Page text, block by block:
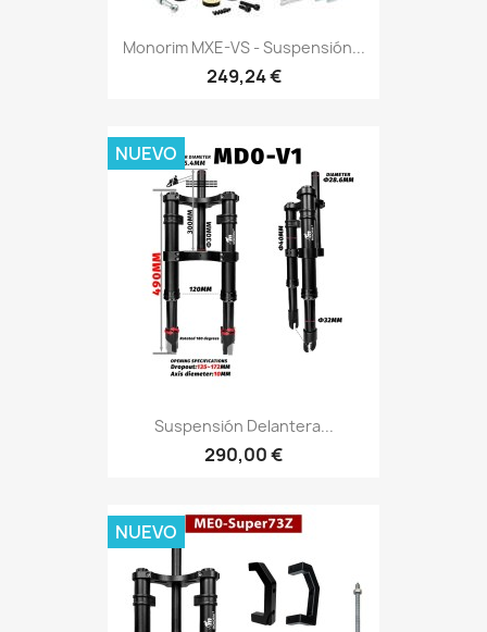
Monorim MXE-VS - Suspensión...
249,24 €
Suspensión Delantera...
290,00 €
NUEVO
NUEVO